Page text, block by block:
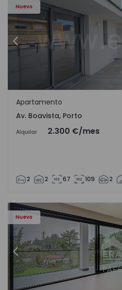
Nuevo
Anterior
Av. Boavista, Porto
Apartamento
Av. Boavista, Porto
Alquilar 2.300 €/mes
2 2 67 109 2
Nuevo
Anterior